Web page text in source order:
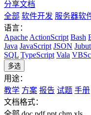
分享文档
全部 软件开发 服务器软
语言：
Apache ActionScript Bash
Java JavaScript JSON
SQL TypeScript Vala
多选
用途：
教学 方案 报告 试题 手册
文档格式：